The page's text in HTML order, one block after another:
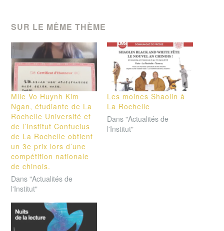
SUR LE MÊME THÈME
Mlle Vo Huynh Kim
Ngan, étudiante de La
Rochelle Université et
de l’Institut Confucius
de La Rochelle obtient
un 3e prix lors d’une
compétition nationale
de chinois.
Dans "Actualités de
l'Institut"
Les moines Shaolin à
La Rochelle
Dans "Actualités de
l'Institut"